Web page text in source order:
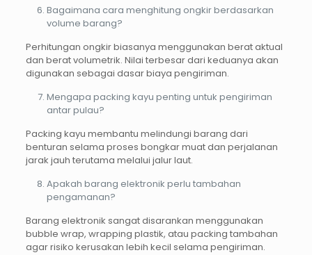
Bagaimana cara menghitung ongkir berdasarkan
volume barang?
Perhitungan ongkir biasanya menggunakan berat aktual
dan berat volumetrik. Nilai terbesar dari keduanya akan
digunakan sebagai dasar biaya pengiriman.
Mengapa packing kayu penting untuk pengiriman
antar pulau?
Packing kayu membantu melindungi barang dari
benturan selama proses bongkar muat dan perjalanan
jarak jauh terutama melalui jalur laut.
Apakah barang elektronik perlu tambahan
pengamanan?
Barang elektronik sangat disarankan menggunakan
bubble wrap, wrapping plastik, atau packing tambahan
agar risiko kerusakan lebih kecil selama pengiriman.